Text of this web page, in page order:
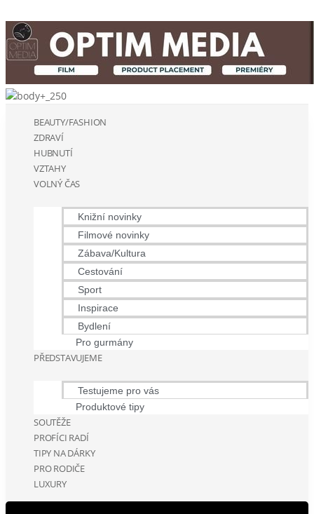
BEAUTY/FASHION
ZDRAVÍ
HUBNUTÍ
VZTAHY
VOLNÝ ČAS
Knižní novinky
Filmové novinky
Zábava/Kultura
Cestování
Sport
Inspirace
Bydlení
Pro gurmány
PŘEDSTAVUJEME
Testujeme pro vás
Produktové tipy
SOUTĚŽE
PROFÍCI RADÍ
TIPY NA DÁRKY
PRO RODIČE
LUXURY